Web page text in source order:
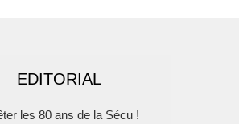
EDITORIAL
les 80 ans de la Sécu !